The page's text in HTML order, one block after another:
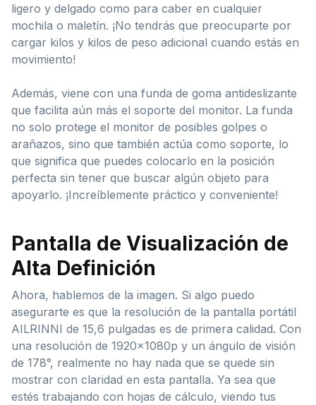
ligero y delgado como para caber en cualquier
mochila o maletín. ¡No tendrás que preocuparte por
cargar kilos y kilos de peso adicional cuando estás en
movimiento!
Además, viene con una funda de goma antideslizante
que facilita aún más el soporte del monitor. La funda
no solo protege el monitor de posibles golpes o
arañazos, sino que también actúa como soporte, lo
que significa que puedes colocarlo en la posición
perfecta sin tener que buscar algún objeto para
apoyarlo. ¡Increíblemente práctico y conveniente!
Pantalla de Visualización de
Alta Definición
Ahora, hablemos de la imagen. Si algo puedo
asegurarte es que la resolución de la pantalla portátil
AILRINNI de 15,6 pulgadas es de primera calidad. Con
una resolución de 1920x1080p y un ángulo de visión
de 178°, realmente no hay nada que se quede sin
mostrar con claridad en esta pantalla. Ya sea que
estés trabajando con hojas de cálculo, viendo tus